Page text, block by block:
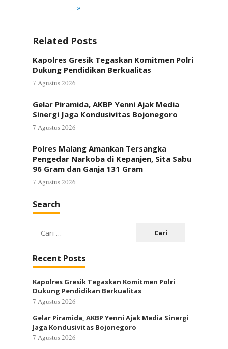
»
Related Posts
Kapolres Gresik Tegaskan Komitmen Polri
Dukung Pendidikan Berkualitas
7 Agustus 2026
Gelar Piramida, AKBP Yenni Ajak Media
Sinergi Jaga Kondusivitas Bojonegoro
7 Agustus 2026
Polres Malang Amankan Tersangka
Pengedar Narkoba di Kepanjen, Sita Sabu
96 Gram dan Ganja 131 Gram
7 Agustus 2026
Search
Cari
untuk:
Recent Posts
Kapolres Gresik Tegaskan Komitmen Polri
Dukung Pendidikan Berkualitas
7 Agustus 2026
Gelar Piramida, AKBP Yenni Ajak Media Sinergi
Jaga Kondusivitas Bojonegoro
7 Agustus 2026